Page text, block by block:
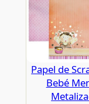
Papel de
Bebé